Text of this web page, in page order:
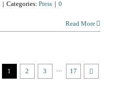
| Categories:Press | 0
Read More
1 2 3 ··· 17